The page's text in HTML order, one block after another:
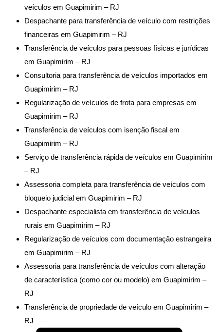
veículos em Guapimirim – RJ
Despachante para transferência de veículo com restrições
financeiras em Guapimirim – RJ
Transferência de veículos para pessoas físicas e jurídicas
em Guapimirim – RJ
Consultoria para transferência de veículos importados em
Guapimirim – RJ
Regularização de veículos de frota para empresas em
Guapimirim – RJ
Transferência de veículos com isenção fiscal em
Guapimirim – RJ
Serviço de transferência rápida de veículos em Guapimirim
– RJ
Assessoria completa para transferência de veículos com
bloqueio judicial em Guapimirim – RJ
Despachante especialista em transferência de veículos
rurais em Guapimirim – RJ
Regularização de veículos com documentação estrangeira
em Guapimirim – RJ
Assessoria para transferência de veículos com alteração
de característica (como cor ou modelo) em Guapimirim –
RJ
Transferência de propriedade de veículo em Guapimirim –
RJ